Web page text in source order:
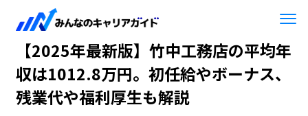
HOME 【2025年最新版】竹中工務店
【2025年最新版】竹中工務店の平均年
収は1012.8万円。初任給やボーナス、
残業代や福利厚生も解説